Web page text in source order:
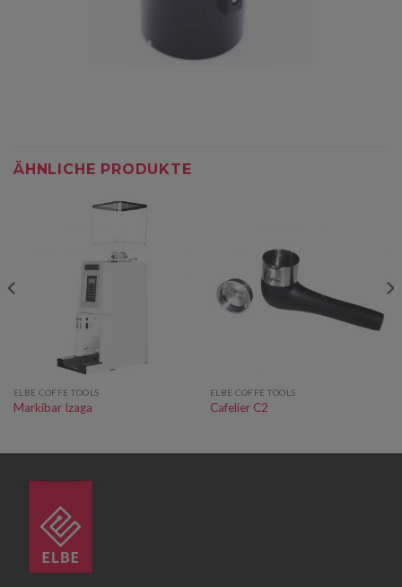
ÄHNLICHE PRODUKTE
ELBE COFFE TOOLS
Markibar Izaga
ELBE COFFE TOOLS
Cafelier C2